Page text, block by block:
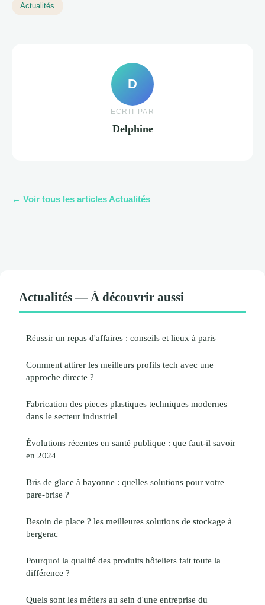
Actualités
D
ECRIT PAR
Delphine
← Voir tous les articles Actualités
Actualités — À découvrir aussi
Réussir un repas d'affaires : conseils et lieux à paris
Comment attirer les meilleurs profils tech avec une
approche directe ?
Fabrication des pieces plastiques techniques modernes
dans le secteur industriel
Évolutions récentes en santé publique : que faut-il savoir
en 2024
Bris de glace à bayonne : quelles solutions pour votre
pare-brise ?
Besoin de place ? les meilleures solutions de stockage à
bergerac
Pourquoi la qualité des produits hôteliers fait toute la
différence ?
Quels sont les métiers au sein d'une entreprise du